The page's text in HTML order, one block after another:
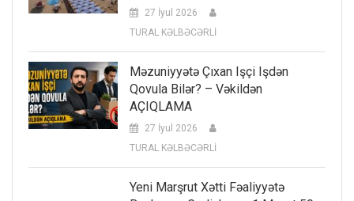
27 İyul 2026
TURAL KƏLBƏCƏRLİ
Məzuniyyətə Çıxan Işçi Işdən
Qovula Bilər? – Vəkildən
AÇIQLAMA
27 İyul 2026
TURAL KƏLBƏCƏRLİ
Yeni Marşrut Xətti Fəaliyyətə